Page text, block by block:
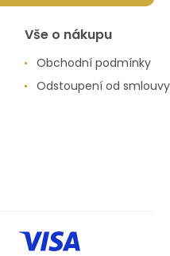
Vše o nákupu
Obchodní podmínky
Odstoupení od smlouvy